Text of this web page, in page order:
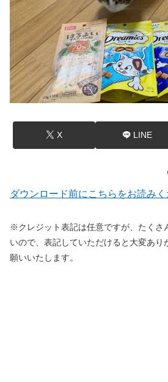
X LINE
ダウンロード前にこちらをお読み
※クレジット表記は任意ですが、たくさ
いので、表記していただけると大変あり
願いいたします。